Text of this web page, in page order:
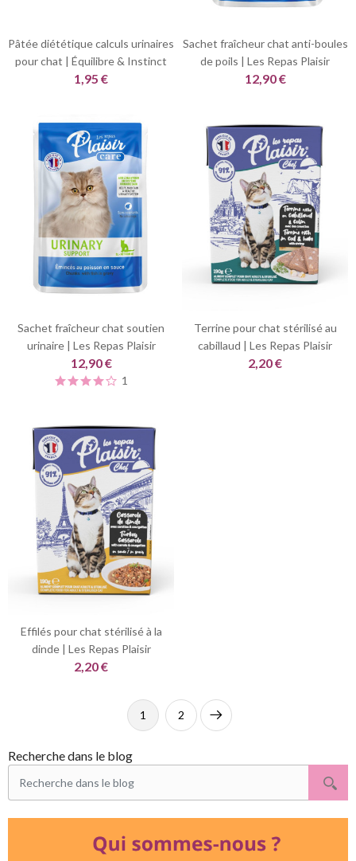
Recherche dans le blog
Pâtée diététique calculs urinaires
pour chat | Équilibre & Instinct
1,95 €
Sachet fraîcheur chat anti-boules
de poils | Les Repas Plaisir
12,90 €
Sachet fraîcheur chat soutien
urinaire | Les Repas Plaisir
12,90 €
1
Terrine pour chat stérilisé au
cabillaud | Les Repas Plaisir
2,20 €
Effilés pour chat stérilisé à la
dinde | Les Repas Plaisir
2,20 €
1 2
Suivant